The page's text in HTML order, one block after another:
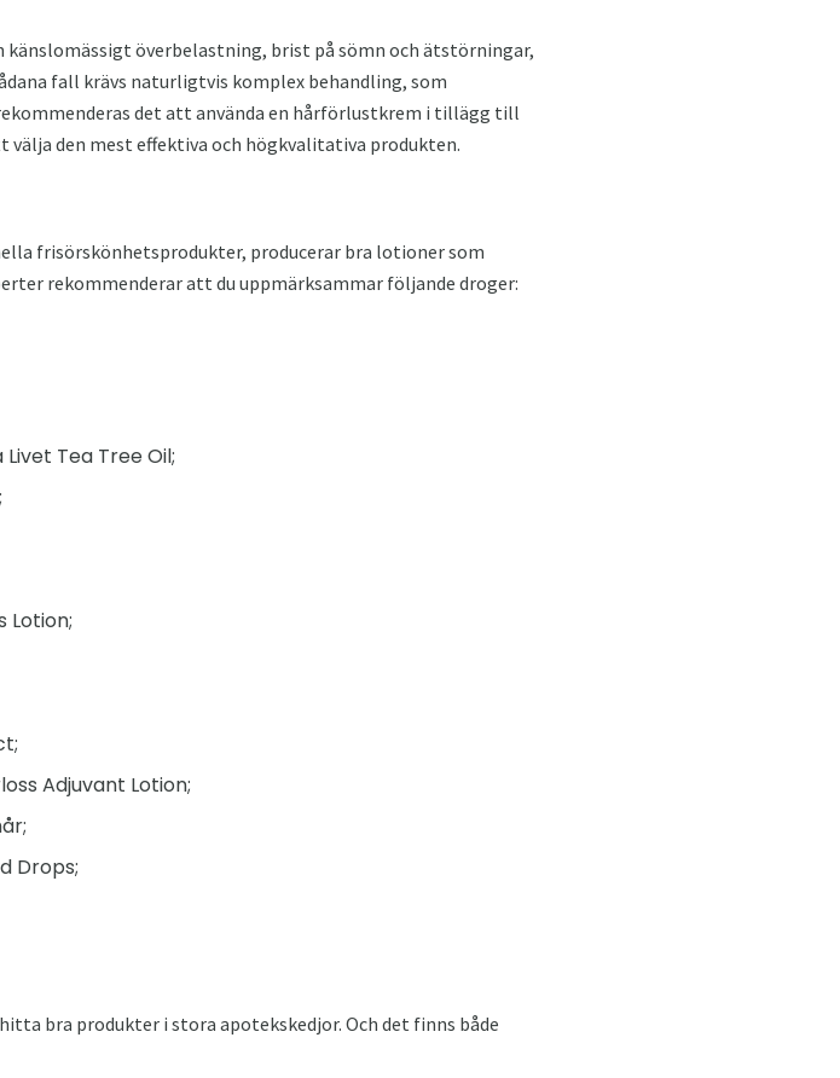
känslomässigt överbelastning, brist på sömn och ätstörningar,
fall krävs naturligtvis komplex behandling, som
det att använda en hårförlustkrem i tillägg till
välja den mest effektiva och högkvalitativa produkten.
frisörskönhetsprodukter, producerar bra lotioner som
rekommenderar att du uppmärksammar följande droger:
Tea Tree Oil;
Lotion;
Adjuvant Lotion;
Drops;
bra produkter i stora apotekskedjor. Och det finns både